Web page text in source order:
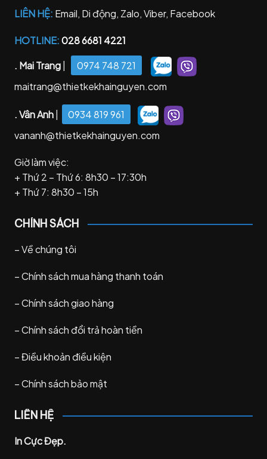
LIÊN HỆ: Email, Di động, Zalo, Viber, Facebook
HOTLINE:028 6681 4221
. Mai Trang|
0974 748 721
maitrang@thietkekhainguyen.com
. Vân Anh|
0934 819 961
vananh@thietkekhainguyen.com
Giờ làm việc:
+ Thứ 2 – Thứ 6: 8h30 – 17:30h
+ Thứ 7: 8h30 – 15h
CHÍNH SÁCH
–Về chúng tôi
–Chính sách mua hàng thanh toán
–Chính sách giao hàng
–Chính sách đổi trả hoàn tiền
–Điều khoản điều kiện
–Chính sách bảo mật
LIÊN HỆ
In Cực Đẹp.